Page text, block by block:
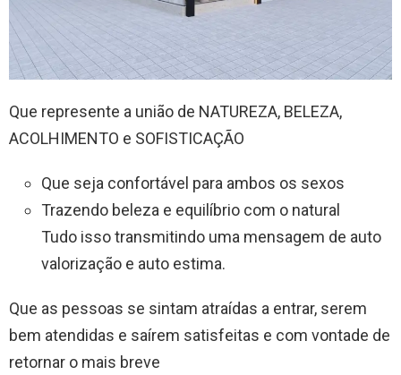
Que represente a união de NATUREZA, BELEZA,
ACOLHIMENTO e SOFISTICAÇÃO
Que seja confortável para ambos os sexos
Trazendo beleza e equilíbrio com o natural
Tudo isso transmitindo uma mensagem de auto
valorização e auto estima.
Que as pessoas se sintam atraídas a entrar, serem
bem atendidas e saírem satisfeitas e com vontade de
retornar o mais breve